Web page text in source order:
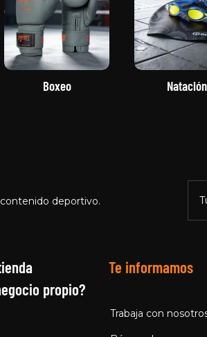
Boxeo Natación
deportivo.
propio?
Te informamos
Trabaja con